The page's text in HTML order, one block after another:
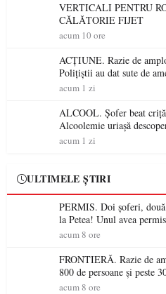
VERTICALI PENTRU
CĂLĂTORIE FIJET
acum 10 ore
ACȚIUNE. Razie de
Polițiștii au dat sute de
permis într-o singură zi
acum 1 zi
ALCOOL. Șofer beat
Alcoolemie uriașă
acum 1 zi
ULTIMELE ȘTIRI
PERMIS. Doi șoferi,
la Petea! Unul avea
niciodată permis
acum 8 ore
FRONTIERĂ. Razie de
800 de persoane și peste
acum 8 ore